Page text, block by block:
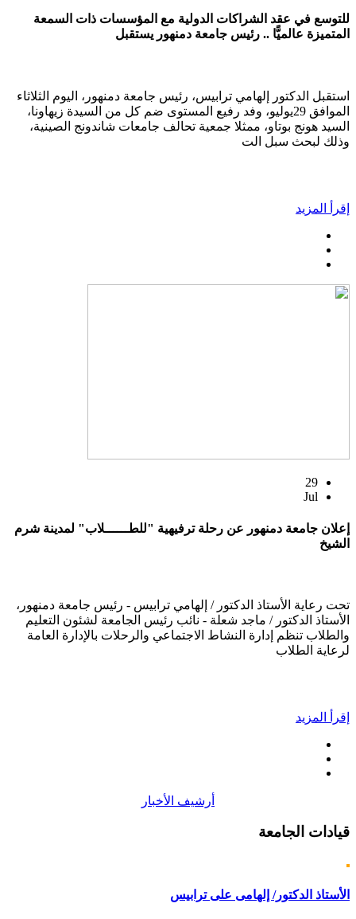
للتوسع في عقد الشراكات الدولية مع المؤسسات ذات السمعة
المتميزة عالميًّا .. رئيس جامعة دمنهور يستقبل
استقبل الدكتور إلهامي ترابيس، رئيس جامعة دمنهور، اليوم الثلاثاء
الموافق 29يوليو، وفد رفيع المستوى ضم كل من السيدة زيهاونا،
السيد هونج بوتاو، ممثلا جمعية تحالف جامعات شاندونج الصينية،
وذلك لبحث سبل الت
إقرأ المزيد
29
Jul
إعلان جامعة دمنهور عن رحلة ترفيهية "للطــــــلاب" لمدينة شرم
الشيخ
تحت رعاية الأستاذ الدكتور / إلهامي ترابيس - رئيس جامعة دمنهور،
الأستاذ الدكتور / ماجد شعلة - نائب رئيس الجامعة لشئون التعليم
والطلاب تنظم إدارة النشاط الاجتماعي والرحلات بالإدارة العامة
لرعاية الطلاب
إقرأ المزيد
أرشيف الأخبار
قيادات الجامعة
الأستاذ الدكتور/ إلهامى على ترابيس